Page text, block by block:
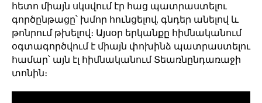
հետո միայն սկսվում էր հաց պատրաստելու
գործընթացը՝ խմոր հունցելով, գնդեր անելով և
թոնրում թխելով։ Այսօր երկանքը հիմնականում
օգտագործվում է միայն փոխինձ պատրաստելու
համար՝ այն էլ հիմնականում Տեառնընդառաջի
տոնին։